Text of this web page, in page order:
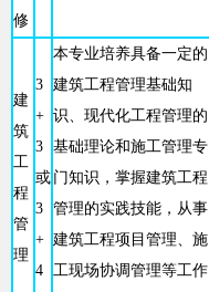
修
建
筑
工
程
管
理
3
+
3
或
3
+
4
本专业培养具备一定的
建筑工程管理基础知
识、现代化工程管理的
基础理论和施工管理专
门知识，掌握建筑工程
管理的实践技能，从事
建筑工程项目管理、施
工现场协调管理等工作